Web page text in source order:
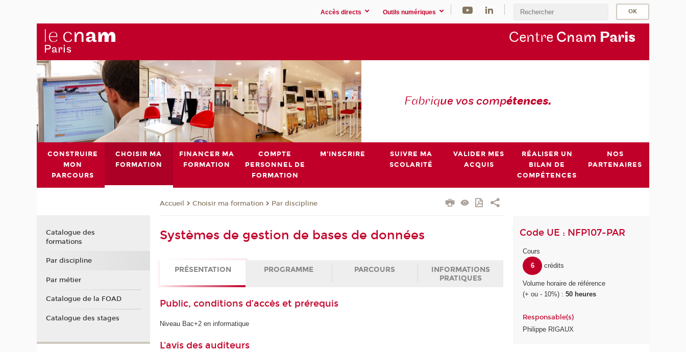
Accès directs Outils numériques
Centre Cnam Paris
Fabrique vos compétences.
CONSTRUIRE
MON
PARCOURS
CHOISIR MA
FORMATION
FINANCER MA
FORMATION
COMPTE
PERSONNEL DE
FORMATION
M'INSCRIRE
SUIVRE MA
SCOLARITÉ
VALIDER MES
ACQUIS
RÉALISER UN
BILAN DE
COMPÉTENCES
NOS
PARTENAIRES
Accueil Choisir ma formation Par discipline
Systèmes de gestion de bases de données
PRÉSENTATION PROGRAMME PARCOURS
INFORMATIONS
PRATIQUES
Public, conditions d’accès et prérequis
Niveau Bac+2 en informatique
L'avis des auditeurs
Code UE : NFP107-PAR
Cours
6
crédits
Volume horaire de référence
(+ ou - 10%) :50 heures
Responsable(s)
Philippe RIGAUX
Catalogue des
formations
Par discipline
Par métier
Catalogue de la FOAD
Catalogue des stages